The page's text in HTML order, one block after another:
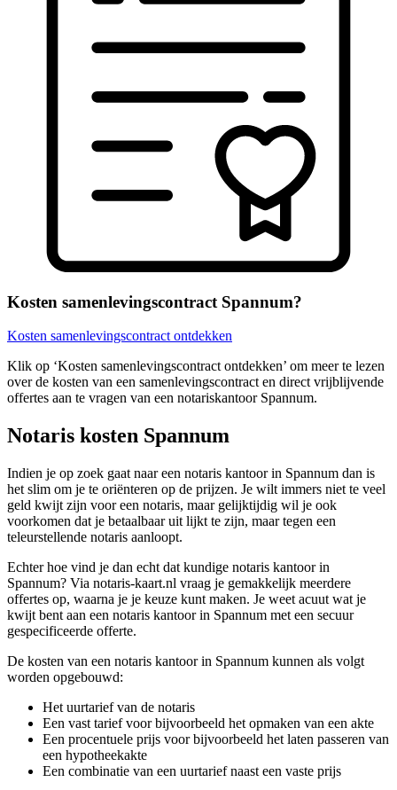
Kosten samenlevingscontract Spannum?
Kosten samenlevingscontract ontdekken
Klik op ‘Kosten samenlevingscontract ontdekken’ om meer te lezen
over de kosten van een samenlevingscontract en direct vrijblijvende
offertes aan te vragen van een notariskantoor Spannum.
Notaris kosten Spannum
Indien je op zoek gaat naar een notaris kantoor in Spannum dan is
het slim om je te oriënteren op de prijzen. Je wilt immers niet te veel
geld kwijt zijn voor een notaris, maar gelijktijdig wil je ook
voorkomen dat je betaalbaar uit lijkt te zijn, maar tegen een
teleurstellende notaris aanloopt.
Echter hoe vind je dan echt dat kundige notaris kantoor in
Spannum? Via notaris-kaart.nl vraag je gemakkelijk meerdere
offertes op, waarna je je keuze kunt maken. Je weet acuut wat je
kwijt bent aan een notaris kantoor in Spannum met een secuur
gespecificeerde offerte.
De kosten van een notaris kantoor in Spannum kunnen als volgt
worden opgebouwd:
Het uurtarief van de notaris
Een vast tarief voor bijvoorbeeld het opmaken van een akte
Een procentuele prijs voor bijvoorbeeld het laten passeren van
een hypotheekakte
Een combinatie van een uurtarief naast een vaste prijs